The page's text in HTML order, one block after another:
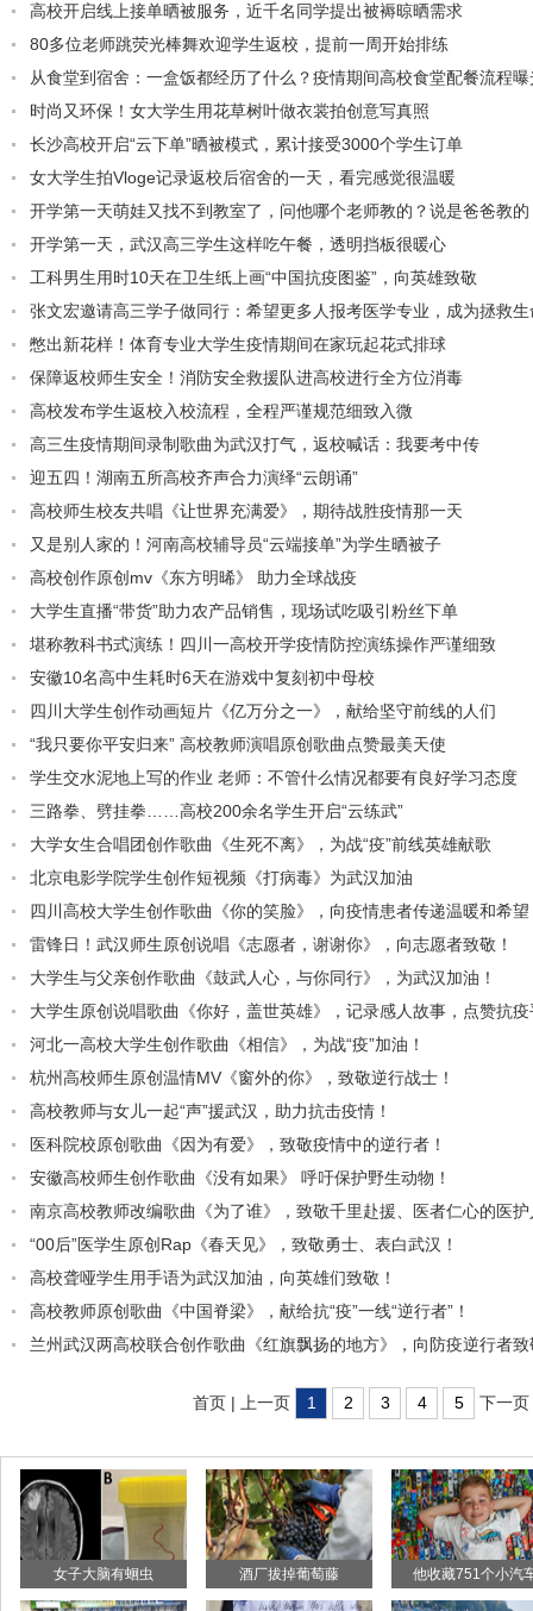
高校开启线上接单晒被服务，近千名同学提出被褥晾晒需求
80多位老师跳荧光棒舞欢迎学生返校，提前一周开始排练
从食堂到宿舍：一盒饭都经历了什么？疫情期间高校食堂配餐流程曝
时尚又环保！女大学生用花草树叶做衣裳拍创意写真照
长沙高校开启“云下单”晒被模式，累计接受3000个学生订单
女大学生拍Vloge记录返校后宿舍的一天，看完感觉很温暖
开学第一天萌娃又找不到教室了，问他哪个老师教的？说是爸爸教的
开学第一天，武汉高三学生这样吃午餐，透明挡板很暖心
工科男生用时10天在卫生纸上画“中国抗疫图鉴”，向英雄致敬
张文宏邀请高三学子做同行：希望更多人报考医学专业，成为拯救
憋出新花样！体育专业大学生疫情期间在家玩起花式排球
保障返校师生安全！消防安全救援队进高校进行全方位消毒
高校发布学生返校入校流程，全程严谨规范细致入微
高三生疫情期间录制歌曲为武汉打气，返校喊话：我要考中传
迎五四！湖南五所高校齐声合力演绎“云朗诵”
高校师生校友共唱《让世界充满爱》，期待战胜疫情那一天
又是别人家的！河南高校辅导员“云端接单”为学生晒被子
高校创作原创mv《东方明晞》 助力全球战疫
大学生直播“带货”助力农产品销售，现场试吃吸引粉丝下单
堪称教科书式演练！四川一高校开学疫情防控演练操作严谨细致
安徽10名高中生耗时6天在游戏中复刻初中母校
四川大学生创作动画短片《亿万分之一》，献给坚守前线的人们
“我只要你平安归来” 高校教师演唱原创歌曲点赞最美天使
学生交水泥地上写的作业 老师：不管什么情况都要有良好学习态度
三路拳、劈挂拳……高校200余名学生开启“云练武”
大学女生合唱团创作歌曲《生死不离》，为战“疫”前线英雄献歌
北京电影学院学生创作短视频《打病毒》为武汉加油
四川高校大学生创作歌曲《你的笑脸》，向疫情患者传递温暖和希望
雷锋日！武汉师生原创说唱《志愿者，谢谢你》，向志愿者致敬！
大学生与父亲创作歌曲《鼓武人心，与你同行》，为武汉加油！
大学生原创说唱歌曲《你好，盖世英雄》，记录感人故事，点赞抗
河北一高校大学生创作歌曲《相信》，为战“疫”加油！
杭州高校师生原创温情MV《窗外的你》，致敬逆行战士！
高校教师与女儿一起“声”援武汉，助力抗击疫情！
医科院校原创歌曲《因为有爱》，致敬疫情中的逆行者！
安徽高校师生创作歌曲《没有如果》 呼吁保护野生动物！
南京高校教师改编歌曲《为了谁》，致敬千里赴援、医者仁心的医
“00后”医学生原创Rap《春天见》，致敬勇士、表白武汉！
高校聋哑学生用手语为武汉加油，向英雄们致敬！
高校教师原创歌曲《中国脊梁》，献给抗“疫”一线“逆行者”！
兰州武汉两高校联合创作歌曲《红旗飘扬的地方》，向防疫逆行者致
首页 | 上一页 1 2 3 4 5 下一页
女子大脑有蛔虫 酒厂拔掉葡萄藤 他收藏751个小汽